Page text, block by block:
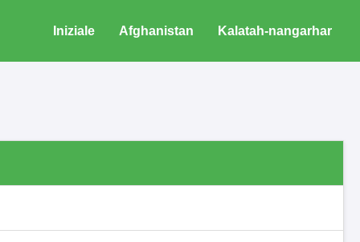
Iniziale Afghanistan Kalatah-nangarhar